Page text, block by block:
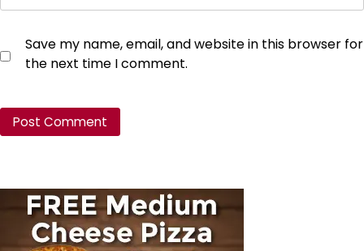
Save my name, email, and website in this browser for
the next time I comment.